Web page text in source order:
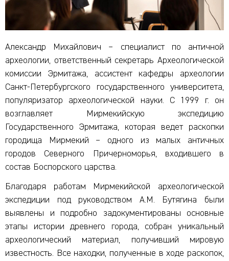
Александр Михайлович – специалист по античной
археологии, ответственный секретарь Археологической
комиссии Эрмитажа, ассистент кафедры археологии
Санкт-Петербургского государственного университета,
популяризатор археологической науки. С 1999 г. он
возглавляет Мирмекийскую экспедицию
Государственного Эрмитажа, которая ведет раскопки
городища Мирмекий – одного из малых античных
городов Северного Причерноморья, входившего в
состав Боспорского царства.
Благодаря работам Мирмекийской археологической
экспедиции под руководством А.М. Бутягина были
выявлены и подробно задокументированы основные
этапы истории древнего города, собран уникальный
археологический материал, получивший мировую
известность. Все находки, полученные в ходе раскопок,